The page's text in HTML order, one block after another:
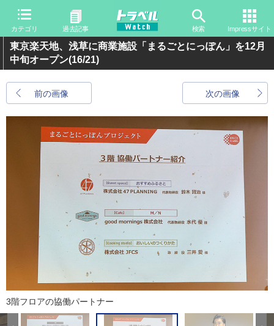
カテゴリ 過去記事 検索 Impressサイト
東京楽天地、浅草に商業施設「まるごとにっぽん」を12月
中旬オープン(16/21)
前の画像 次の画像
3階フロアの協働パートナー